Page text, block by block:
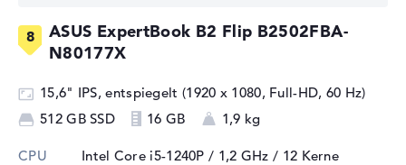
ASUS ExpertBook B2 Flip B2502FBA-
N80177X
15,6" IPS, entspiegelt (1920 x 1080, Full-HD, 60 Hz)
512 GB SSD
16 GB 1,9 kg
CPU Intel Core i5-1240P / 1,2 GHz / 12 Kerne